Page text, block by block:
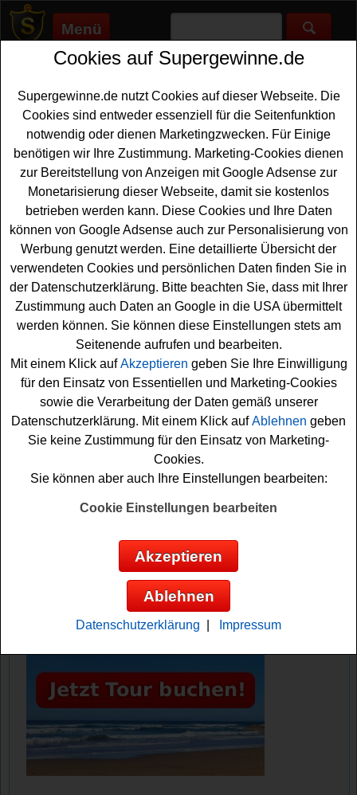
Menü
Supergewinne.de>Gewinnspiele>Technik Gewinnspiele>
Anzeige:
Anzeige:
Edeka Gewinnspiel - mit Lays
Fanpakete und Fernseher
gewinnen
Haben Sie Lust, einen hochwertigen
zu können? Dann ist das aktuelle Edeka
Gewinnspiel mit Lays gerade richtig. Verlost wird als
Hauptgewinn ein Hisense Fernseher im WErt von ca.
800 Euro. Neben dem tollen Fernseher warten noch 22
Falls Sie an dem Edeka Gewinnspiel gratis teilnehmen
möchten, müssen Sie kurz die Lösung herausfinden und
können dann das Formular ausfüllen. Viel Glück!
Edeka verlost 22 Fanpakete und einen
Cookies auf Supergewinne.de
Supergewinne.de nutzt Cookies auf dieser Webseite. Die
Cookies sind entweder essenziell für die Seitenfunktion
notwendig oder dienen Marketingzwecken. Für Einige
benötigen wir Ihre Zustimmung. Marketing-Cookies dienen
zur Bereitstellung von Anzeigen mit Google Adsense zur
Monetarisierung dieser Webseite, damit sie kostenlos
betrieben werden kann. Diese Cookies und Ihre Daten
können von Google Adsense auch zur Personalisierung von
Werbung genutzt werden. Eine detaillierte Übersicht der
verwendeten Cookies und persönlichen Daten finden Sie in
der Datenschutzerklärung. Bitte beachten Sie, dass mit Ihrer
Zustimmung auch Daten an Google in die USA übermittelt
werden können. Sie können diese Einstellungen stets am
Seitenende aufrufen und bearbeiten.
Mit einem Klick aufAkzeptieren geben Sie Ihre Einwilligung
für den Einsatz von Essentiellen und Marketing-Cookies
sowie die Verarbeitung der Daten gemäß unserer
Datenschutzerklärung. Mit einem Klick aufAblehnen geben
Sie keine Zustimmung für den Einsatz von Marketing-
Cookies.
Sie können aber auch Ihre Einstellungen bearbeiten:
Cookie Einstellungen bearbeiten
Akzeptieren
Ablehnen
Datenschutzerklärung Impressum